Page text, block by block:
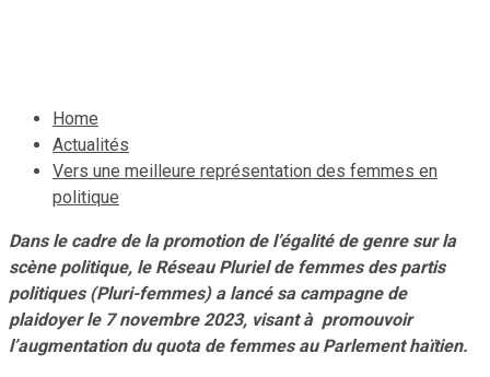
Home
Actualités
Vers une meilleure représentation des femmes en
politique
Dans le cadre de la promotion de l’égalité de genre sur la
scène politique, le Réseau Pluriel de femmes des partis
politiques (Pluri-femmes) a lancé sa campagne de
plaidoyer le 7 novembre 2023, visant à promouvoir
l’augmentation du quota de femmes au Parlement haïtien.